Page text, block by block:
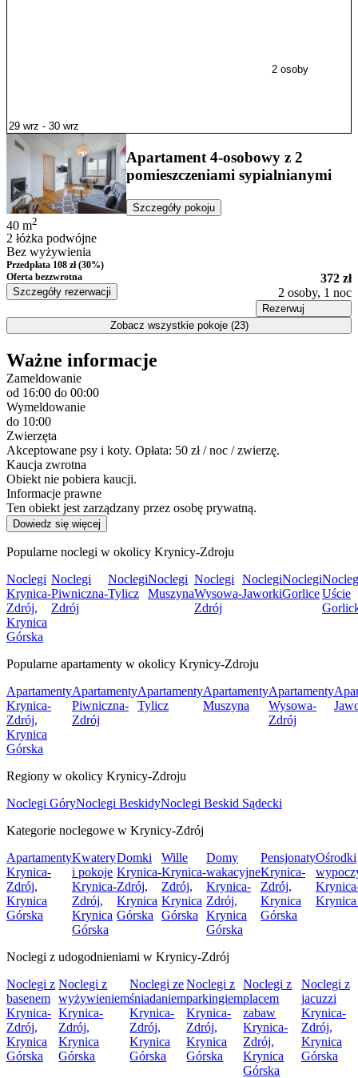
2 osoby
Apartament 4-osobowy z 2
pomieszczeniami sypialnianymi
Szczegóły pokoju
40 m2
2 łóżka podwójne
Bez wyżywienia
Przedpłata 108 zł (30%)
Oferta bezzwrotna
Szczegóły rezerwacji
372 zł
2 osoby, 1 noc
Rezerwuj
Zobacz wszystkie pokoje (23)
Ważne informacje
Zameldowanie
od 16:00 do 00:00
Wymeldowanie
do 10:00
Zwierzęta
Akceptowane psy i koty. Opłata: 50 zł / noc / zwierzę.
Kaucja zwrotna
Obiekt nie pobiera kaucji.
Informacje prawne
Ten obiekt jest zarządzany przez osobę prywatną.
Dowiedz się więcej
Popularne noclegi w okolicy Krynicy-Zdroju
Noclegi
Krynica-
Zdrój,
Krynica
Górska
Noclegi
Piwniczna-
Zdrój
Noclegi
Tylicz
Noclegi
Muszyna
Noclegi
Wysowa-
Zdrój
Noclegi
Jaworki
Noclegi
GorliceUście
Popularne apartamenty w okolicy Krynicy-Zdroju
Apartamenty
Krynica-
Zdrój,
Krynica
Górska
Apartamenty
Piwniczna-
Zdrój
Apartamenty
Tylicz
Apartamenty
Muszyna
Apartamenty
Wysowa-
Zdrój
Regiony w okolicy Krynicy-Zdroju
Noclegi GóryNoclegi BeskidyNoclegi Beskid Sądecki
Kategorie noclegowe w Krynicy-Zdrój
Apartamenty
Krynica-
Zdrój,
Krynica
Górska
Kwatery
i pokoje
Krynica-
Zdrój,
Krynica
Górska
Domki
Krynica-
Zdrój,
Krynica
Górska
Wille
Krynica-
Zdrój,
Krynica
Górska
Domy
wakacyjne
Krynica-
Zdrój,
Krynica
Górska
Pensjonaty
Krynica-
Zdrój,
Krynica
Górska
Ośrodki
Krynica
Noclegi z udogodnieniami w Krynicy-Zdrój
Noclegi z
basenem
Krynica-
Zdrój,
Krynica
Górska
Noclegi z
wyżywieniem
Krynica-
Zdrój,
Krynica
Górska
Noclegi ze
śniadaniem
Krynica-
Zdrój,
Krynica
Górska
Noclegi z
parkingiem
Krynica-
Zdrój,
Krynica
Górska
Noclegi z
placem
zabaw
Krynica-
Zdrój,
Krynica
Górska
Noclegi z
jacuzzi
Krynica-
Zdrój,
Krynica
Górska